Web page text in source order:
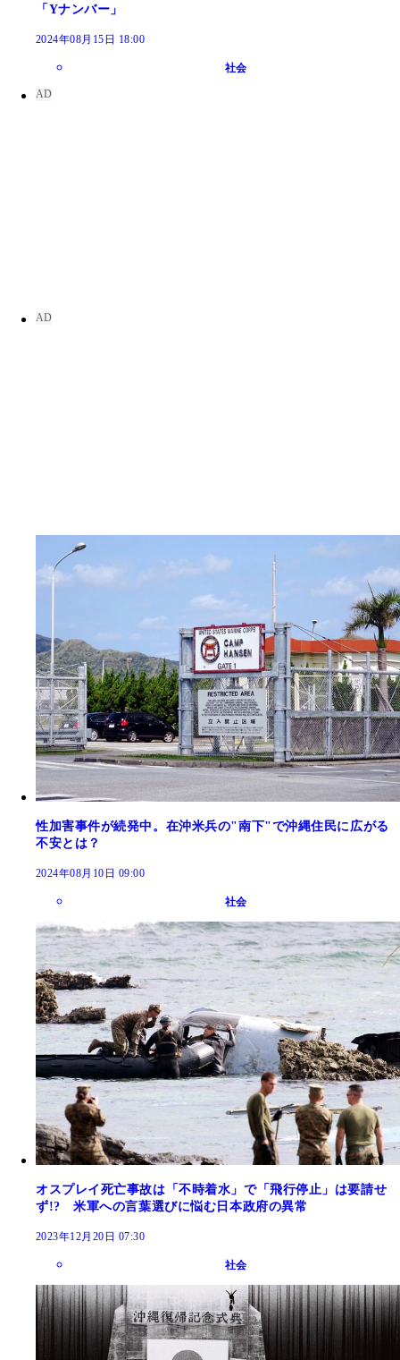
「Yナンバー」
2024年08月15日 18:00
社会
性加害事件が続発中。在沖米兵の"南下"で沖縄住民に広がる
不安とは？
2024年08月10日 09:00
社会
オスプレイ死亡事故は「不時着水」で「飛行停止」は要請せ
ず!? 米軍への言葉選びに悩む日本政府の異常
2023年12月20日 07:30
社会